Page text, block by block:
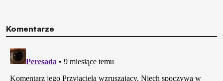
Komentarze